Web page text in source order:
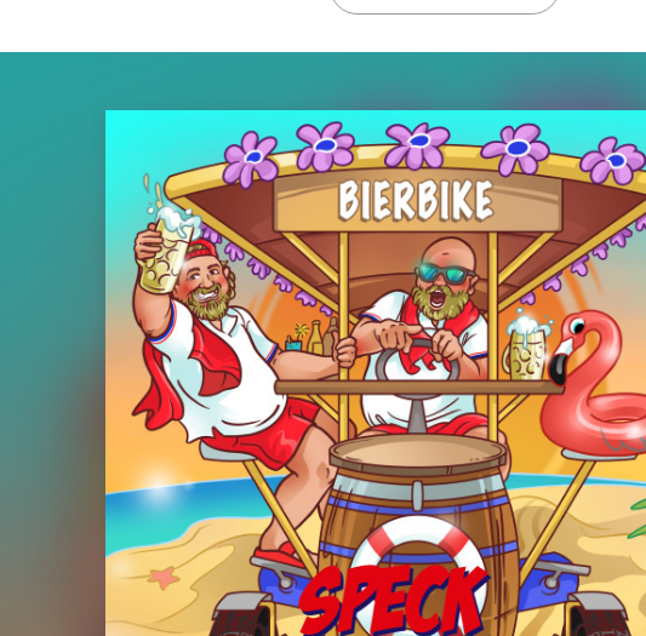
Nach Zusammenarbeiten mit
zu ihrem packenden Vollgas-
Kunst die Luft brennen!